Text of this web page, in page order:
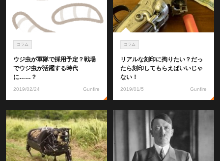
コラム
ウジ虫が軍隊で採用予定？戦場
でウジ虫が活躍する時代
に……？
2019/02/24 Gunfire
コラム
リアルな刻印に拘りたい？だっ
たら刻印してもらえばいいじゃ
ない！
2019/01/5 Gunfire